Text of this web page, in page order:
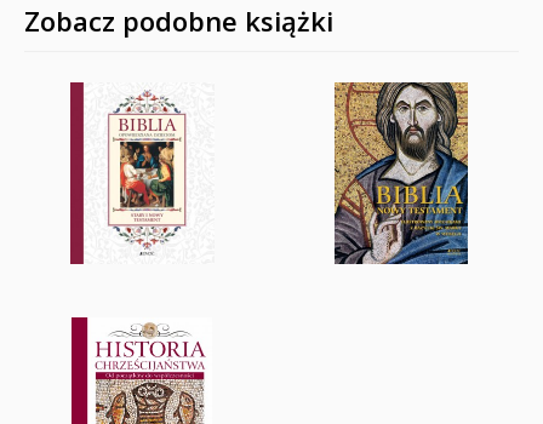
Zobacz podobne książki